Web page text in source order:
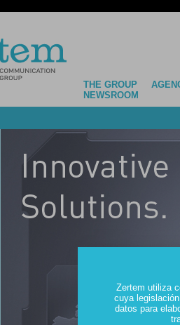
THE GROUP
NEWSROOM
Zertem utiliza
cuya
datos para